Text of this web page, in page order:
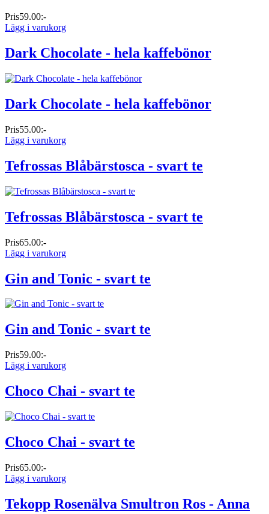
Pris59.00:-
Lägg i varukorg
Dark Chocolate - hela kaffebönor
Dark Chocolate - hela kaffebönor
Pris55.00:-
Lägg i varukorg
Tefrossas Blåbärstosca - svart te
Tefrossas Blåbärstosca - svart te
Pris65.00:-
Lägg i varukorg
Gin and Tonic - svart te
Gin and Tonic - svart te
Pris59.00:-
Lägg i varukorg
Choco Chai - svart te
Choco Chai - svart te
Pris65.00:-
Lägg i varukorg
Tekopp Rosenälva Smultron Ros - Anna